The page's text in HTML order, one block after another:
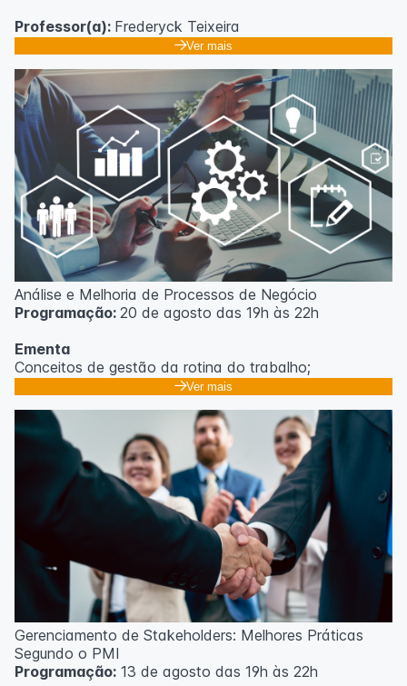
Professor(a): Frederyck Teixeira
Ver mais
Análise e Melhoria de Processos de Negócio
Programação: 20 de agosto das 19h às 22h
Ementa
Conceitos de gestão da rotina do trabalho;
Promoção de mudanças através do 5S;
resultados;
Método PDCA de gestão;
Técnicas de padronização do trabalho.
Metodologia
100% da carga horária do curso são realizadas com
aulas ao vivo.
As aulas podem ser assistidas por computador, celular
Outras informações
O curso pode sofrer alteração de dados e horário e os
inscritos serão avisados ​​antecipadamente.
O IPETEC reserva-se o direito de não realizar o curso
Ver mais
Gerenciamento de Stakeholders: Melhores Práticas
Segundo o PMI
Programação: 13 de agosto das 19h às 22h